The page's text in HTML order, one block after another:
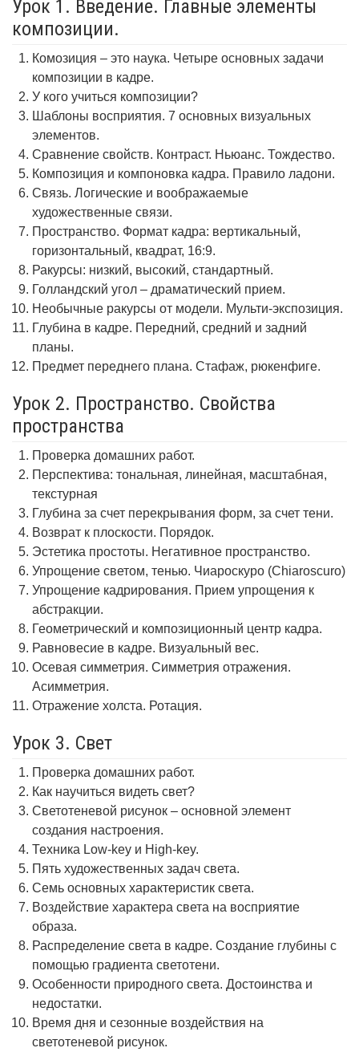
Урок 1. Введение. Главные элементы
композиции.
Комозиция – это наука. Четыре основных задачи
композиции в кадре.
У кого учиться композиции?
Шаблоны восприятия. 7 основных визуальных
элементов.
Сравнение свойств. Контраст. Ньюанс. Тождество.
Композиция и компоновка кадра. Правило ладони.
Связь. Логические и воображаемые
художественные связи.
Пространство. Формат кадра: вертикальный,
горизонтальный, квадрат, 16:9.
Ракурсы: низкий, высокий, стандартный.
Голландский угол – драматический прием.
Необычные ракурсы от модели. Мульти-экспозиция.
Глубина в кадре. Передний, средний и задний
планы.
Предмет переднего плана. Стафаж, рюкенфиге.
Урок 2. Пространство. Свойства
пространства
Проверка домашних работ.
Перспектива: тональная, линейная, масштабная,
текстурная
Глубина за счет перекрывания форм, за счет тени.
Возврат к плоскости. Порядок.
Эстетика простоты. Негативное пространство.
Упрощение светом, тенью. Чиароскуро (Chiaroscuro)
Упрощение кадрирования. Прием упрощения к
абстракции.
Геометрический и композиционный центр кадра.
Равновесие в кадре. Визуальный вес.
Осевая симметрия. Симметрия отражения.
Асимметрия.
Отражение холста. Ротация.
Урок 3. Свет
Проверка домашних работ.
Как научиться видеть свет?
Светотеневой рисунок – основной элемент
создания настроения.
Техника Low-key и High-key.
Пять художественных задач света.
Семь основных характеристик света.
Воздействие характера света на восприятие
образа.
Распределение света в кадре. Создание глубины с
помощью градиента светотени.
Особенности природного света. Достоинства и
недостатки.
Время дня и сезонные воздействия на
светотеневой рисунок.